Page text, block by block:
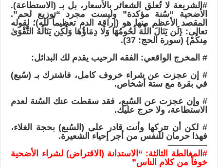
#الشريعة لا تُعلق الشعائر بالأسعار، بل بـ (الاستطاعة).
الأضحية “سُنة مؤكدة” وليست مجرد “توزيع لحم”.
المقصد الأعظم منها هو (إراقة الدم تعظيماً لله)؛ لقوله
تعالى: {لَن يَنَالَ اللَّهَ لُحُومُهَا وَلَا دِمَاؤُهَا وَلَٰكِن يَنَالُهُ التَّقْوَىٰ
مِنكُمْ} (سورة الحج: 37).
# المخرج الواقعي: الفقه الرحيب يقدم لك البدائل:
# إن عجزت عن شراء خروف كامل، فاشترك بـ (سُبع)
في بقرة مع ستة أشخاص.
# وإن عجزت عن السُبع، فقد سقطت عنك السُنة لعدم
الاستطاعة، ولا حرج عليك.
# لكن أن تتركها وأنت قادر على (السُبع) بحجة الغلاء،
فهذا حرمان للنفس من أجر إحياء الشعيرة.
————–
#المغالطة الثالثة: “الاستدانة (الاقتراض) لشراء الأضحية
خوفاً من كلام الناس”